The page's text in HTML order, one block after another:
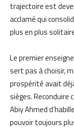
trajectoire est
acclamé qui
plus en plus
Le premier
sert pas à choisir,
prospérité avait
sièges.
Abiy Ahmed
pouvoir toujours